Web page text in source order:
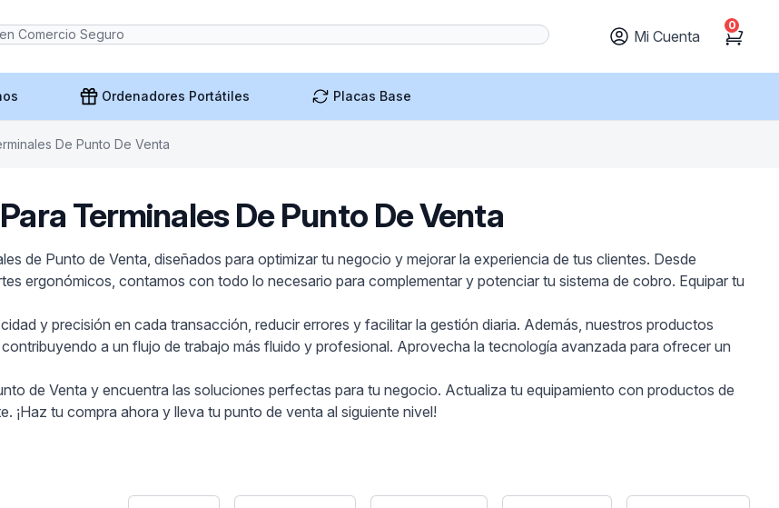
Mi Cuenta Cart
0
Ordenadores Portátiles Placas Base
De Punto De Venta
Terminales De Punto De Venta
de Punto de Venta, diseñados para optimizar tu negocio y mejorar la experiencia de tus clientes. Desde
ergonómicos, contamos con todo lo necesario para complementar y potenciar tu sistema de cobro. Equipar tu
y precisión en cada transacción, reducir errores y facilitar la gestión diaria. Además, nuestros productos
a un flujo de trabajo más fluido y profesional. Aprovecha la tecnología avanzada para ofrecer un
de Venta y encuentra las soluciones perfectas para tu negocio. Actualiza tu equipamiento con productos de
¡Haz tu compra ahora y lleva tu punto de venta al siguiente nivel!